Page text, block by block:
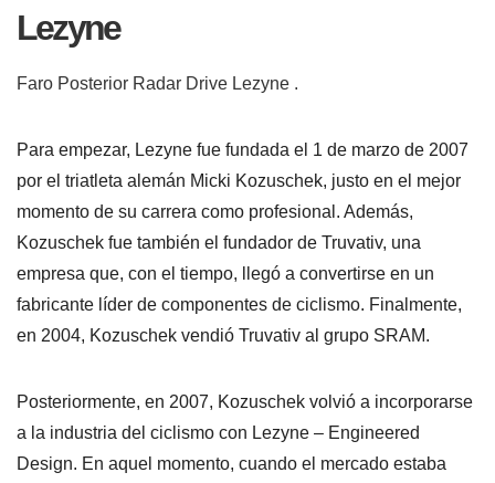
Lezyne
Faro Posterior Radar Drive Lezyne .
Para empezar, Lezyne fue fundada el 1 de marzo de 2007
por el triatleta alemán Micki Kozuschek, justo en el mejor
momento de su carrera como profesional. Además,
Kozuschek fue también el fundador de Truvativ, una
empresa que, con el tiempo, llegó a convertirse en un
fabricante líder de componentes de ciclismo. Finalmente,
en 2004, Kozuschek vendió Truvativ al grupo SRAM.
Posteriormente, en 2007, Kozuschek volvió a incorporarse
a la industria del ciclismo con Lezyne – Engineered
Design. En aquel momento, cuando el mercado estaba